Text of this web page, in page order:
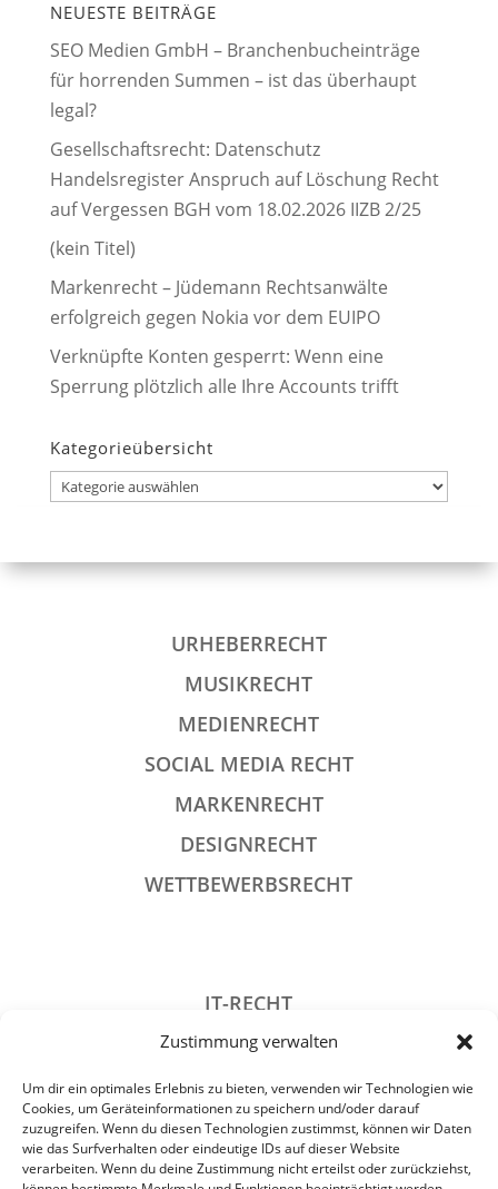
Zustimmung verwalten
Um dir ein optimales Erlebnis zu bieten, verwenden wir Technologien wie
Cookies, um Geräteinformationen zu speichern und/oder darauf
zuzugreifen. Wenn du diesen Technologien zustimmst, können wir Daten
wie das Surfverhalten oder eindeutige IDs auf dieser Website
verarbeiten. Wenn du deine Zustimmung nicht erteilst oder zurückziehst,
NEUESTE BEITRÄGE
SEO Medien GmbH – Branchenbucheinträge
für horrenden Summen – ist das überhaupt
legal?
Gesellschaftsrecht: Datenschutz
Handelsregister Anspruch auf Löschung Recht
auf Vergessen BGH vom 18.02.2026 IIZB 2/25
(kein Titel)
Markenrecht – Jüdemann Rechtsanwälte
erfolgreich gegen Nokia vor dem EUIPO
Verknüpfte Konten gesperrt: Wenn eine
Sperrung plötzlich alle Ihre Accounts trifft
Kategorieübersicht
Kategorieübersicht
URHEBERRECHT
MUSIKRECHT
MEDIENRECHT
SOCIAL MEDIA RECHT
MARKENRECHT
DESIGNRECHT
WETTBEWERBSRECHT
IT-RECHT
DATENSCHUTZRECHT
STRAFRECHT
GESELLSCHAFTSRECHT
VERANSTALTUNGSRECHT